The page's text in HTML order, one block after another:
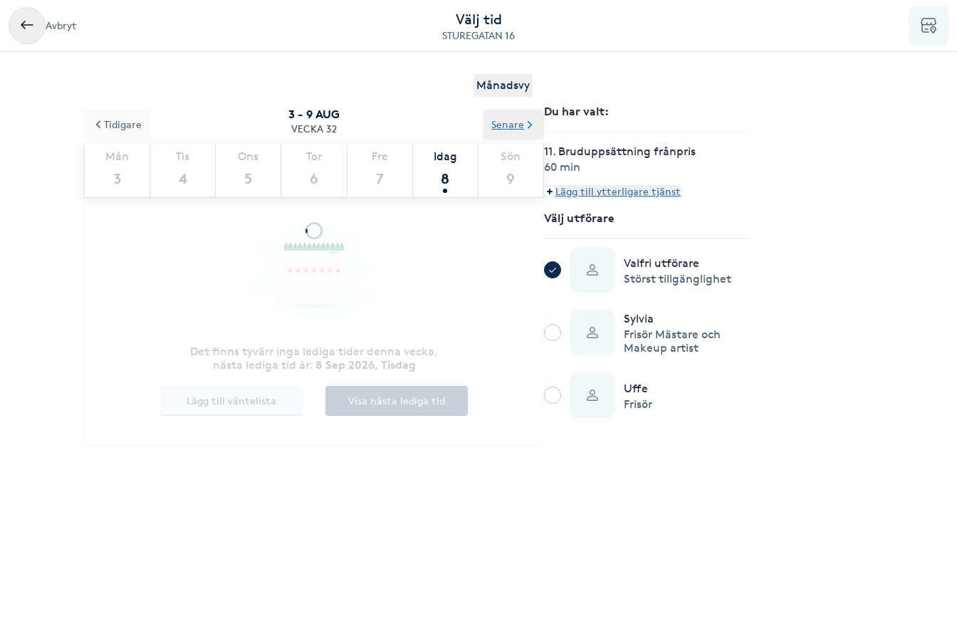
Avbryt Välj tid
STUREGATAN 16
Månadsvy
3 - 9 AUG
VECKA 32
Mån
3
Tis
4
Ons
5
Tor
6
Fre
7
Idag
8
Sön
9
Tidigare Senare
Det finns tyvärr inga lediga tider denna vecka,
nästa lediga tid är: 8 Sep 2026, Tisdag
Lägg till väntelista Visa nästa lediga tid
Du har valt:
11. Bruduppsättning frånpris
60 min
Lägg till ytterligare tjänst
Välj utförare
Valfri utförare
Störst tillgänglighet
Sylvia
Frisör Mästare och
Makeup artist
Uffe
Frisör